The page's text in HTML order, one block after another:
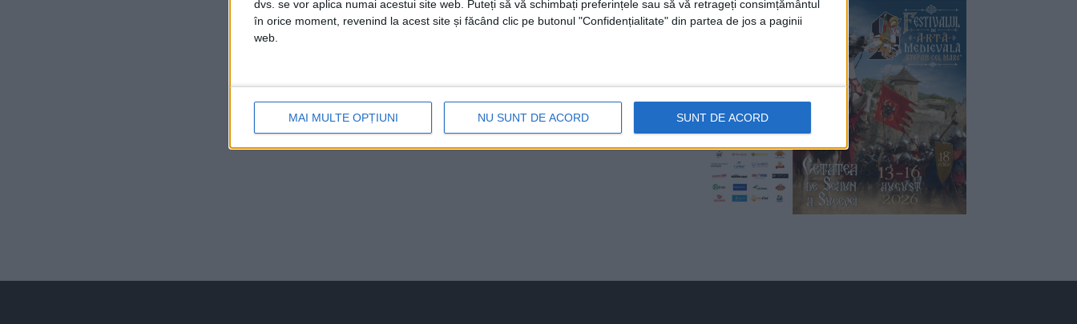
dvs. se vor aplica numai acestui site web. Puteți să vă schimbați preferințele sau să vă retrageți consimțământul
în orice moment, revenind la acest site și făcând clic pe butonul "Confidențialitate" din partea de jos a paginii
web.
MAI MULTE OPȚIUNI NU SUNT DE ACORD SUNT DE ACORD